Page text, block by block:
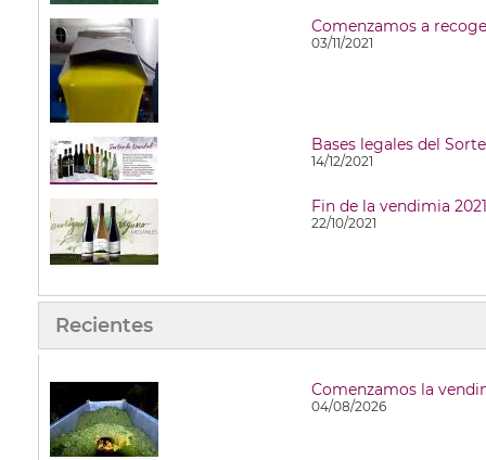
Comenzamos a
03/11/2021
Bases legales del
14/12/2021
22/10/2021
Recientes
Comenzamos la
04/08/2026